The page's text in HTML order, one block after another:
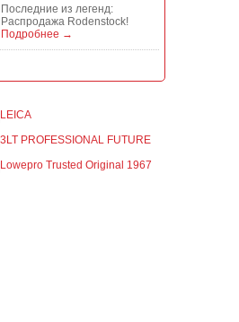
Последние из легенд:
Распродажа Rodenstock!
Подробнее →
Manfrotto, National
продукции Manfrotto, National
гарантиров...
Подробнее →